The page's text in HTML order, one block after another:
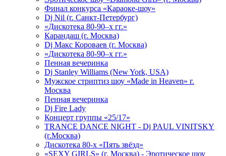
Финал конкурса «Караоке-шоу»
Dj Nil (г. Санкт-Петербург)
«Дискотека 80-90–х гг.»
Карандаш (г. Москва)
Dj Макс Короваев (г. Москва)
«Дискотека 80-90–х гг.»
Пенная вечеринка
Dj Stanley Williams (New York, USA)
Мужское стриптиз шоу «Made in Heaven» г.
Москва
Пенная вечеринка
Dj Fire Lady
Концерт группы «25/17»
TRANCE DANCE NIGHT - Dj PAUL VINITSKY
(г.Москва)
Дискотека 80-х «Пять звёзд»
«SEXY GIRLS» (г. Москва) - Эротическое шоу